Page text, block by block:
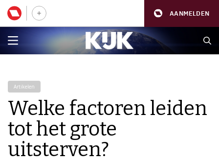
AANMELDEN
Artikelen
Welke factoren leiden
tot het grote
uitsterven?